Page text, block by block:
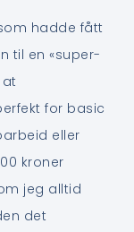
hadde fått
til en «super-
for basic
eller
kroner
jeg alltid
det